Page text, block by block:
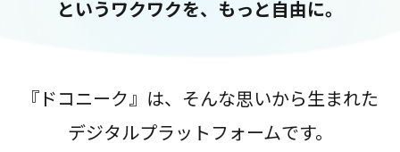
というワクワクを、もっと自由に。
『ドコニーク』は、そんな思いから生まれた
デジタルプラットフォームです。